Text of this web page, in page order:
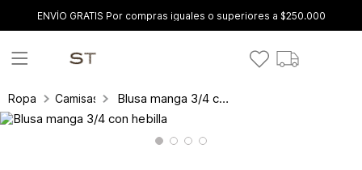
ENVÍO GRATIS Por compras iguales o superiores a $250.000
Ropa Camisas y blusas Blusa manga 3/4 con hebilla